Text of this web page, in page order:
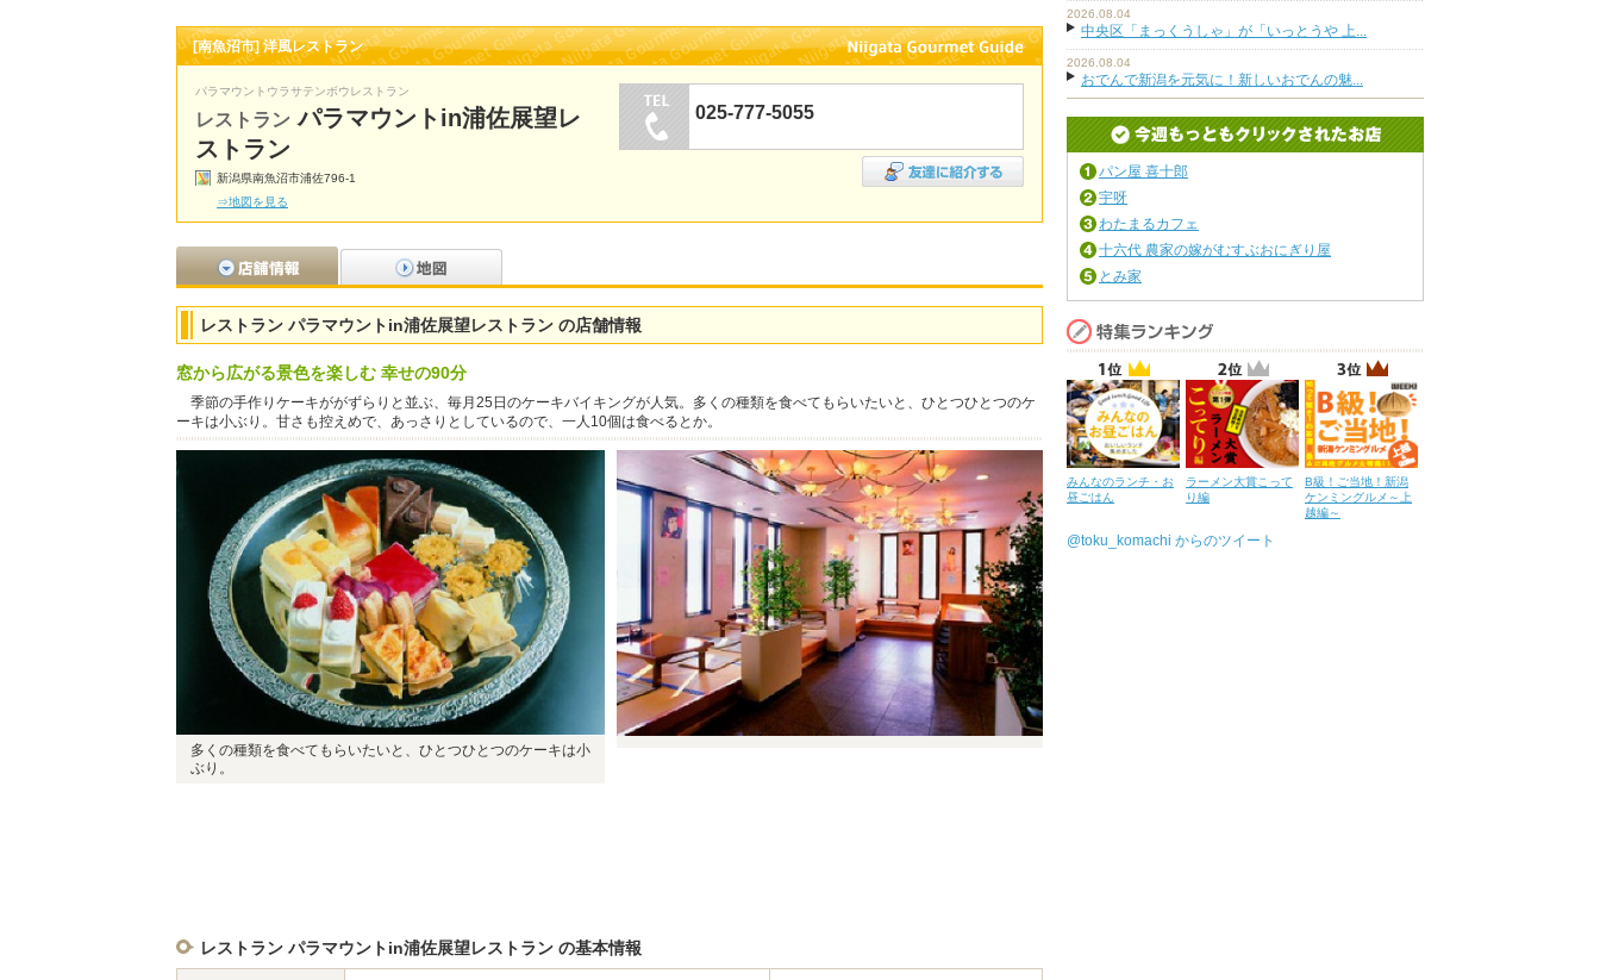
[南魚沼市] 洋風レストラン
パラマウントウラサテンボウレストラン
レストラン パラマウントin浦佐展望レ
ストラン
新潟県南魚沼市浦佐796-1
⇒地図を見る
025-777-5055
レストラン パラマウントin浦佐展望レストラン の店舗情報
窓から広がる景色を楽しむ 幸せの90分
季節の手作りケーキががずらりと並ぶ、毎月25日のケーキバイキングが人気。多くの種類を食べてもらいたいと、ひとつひとつのケ
ーキは小ぶり。甘さも控えめで、あっさりとしているので、一人10個は食べるとか。
多くの種類を食べてもらいたいと、ひとつひとつのケーキは小
ぶり。
レストラン パラマウントin浦佐展望レストラン の基本情報
2026.08.04
中央区「まっくうしゃ」が「いっとうや 上...
2026.08.04
おでんで新潟を元気に！新しいおでんの魅...
パン屋 喜十郎
宇呀
わたまるカフェ
十六代 農家の嫁がむすぶおにぎり屋
とみ家
みんなのランチ・お
昼ごはん
ラーメン大賞こって
り編
B級！ご当地！新潟
ケンミングルメ～上
越編～
@toku_komachi からのツイート